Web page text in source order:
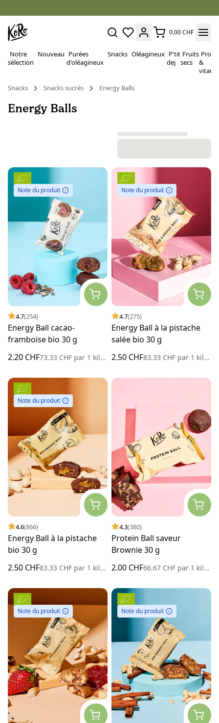
0.00 CHF
Notre
sélection
Nouveau Purées
d'oléagineux
Snacks Oléagineux P'tit
dej
Fruits
secs
&
Snacks
Snacks sucrés Energy Balls
Energy Balls
Note du produit
4.7(254)
Energy Ball cacao-
framboise bio 30 g
2.20 CHF73.33 CHF par 1 kilogramme
Note du produit
4.7(275)
Energy Ball à la pistache
salée bio 30 g
2.50 CHF83.33 CHF par 1 kilogramme
Note du produit
4.6(866)
Energy Ball à la pistache
bio 30 g
2.50 CHF83.33 CHF par 1 kilogramme
4.3(380)
Protein Ball saveur
Brownie 30 g
2.00 CHF66.67 CHF par 1 kilogramme
Note du produit Note du produit